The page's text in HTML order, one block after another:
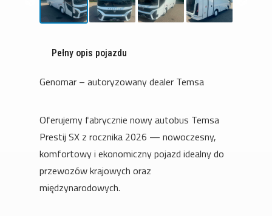
Pełny opis pojazdu
Genomar – autoryzowany dealer Temsa
Oferujemy fabrycznie nowy autobus Temsa
Prestij SX z rocznika 2026 — nowoczesny,
komfortowy i ekonomiczny pojazd idealny do
przewozów krajowych oraz
międzynarodowych.